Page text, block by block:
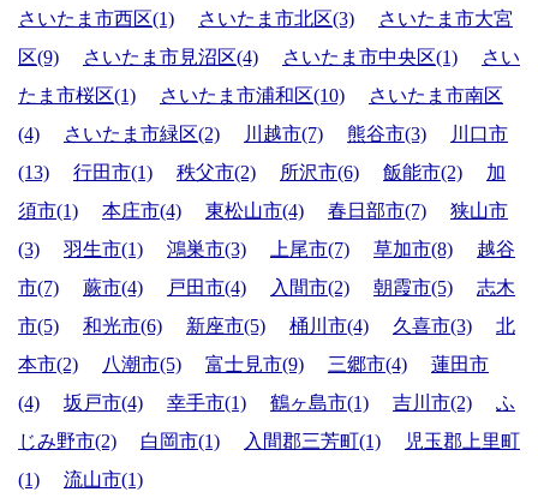
さいたま市西区(1)
さいたま市北区(3)
さいたま市大宮
区(9)
さいたま市見沼区(4) さいたま市中央区(1)
さい
たま市桜区(1)
さいたま市浦和区(10)
さいたま市南区
(4)
さいたま市緑区(2) 川越市(7) 熊谷市(3)
川口市
(13)
行田市(1) 秩父市(2) 所沢市(6) 飯能市(2)
加
須市(1)
本庄市(4) 東松山市(4) 春日部市(7)
狭山市
(3)
羽生市(1) 鴻巣市(3) 上尾市(7) 草加市(8)
越谷
市(7)
蕨市(4) 戸田市(4) 入間市(2) 朝霞市(5)
志木
市(5)
和光市(6) 新座市(5) 桶川市(4) 久喜市(3)
北
本市(2)
八潮市(5) 富士見市(9) 三郷市(4)
蓮田市
(4)
坂戸市(4) 幸手市(1) 鶴ヶ島市(1) 吉川市(2)
ふ
じみ野市(2)
白岡市(1) 入間郡三芳町(1)
児玉郡上里町
(1)
流山市(1)